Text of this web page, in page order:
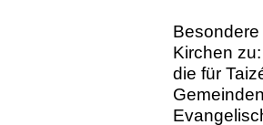
Kirchen
die für